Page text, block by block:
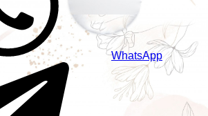
WhatsApp